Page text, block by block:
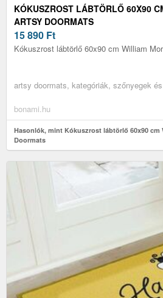
KÓKUSZROST LÁBTÖRLŐ 60X90
ARTSY DOORMATS
15 890 Ft
Kókuszrost lábtörlő 60x90 cm William
artsy doormats, kategóriák, szőnyegek
bonami.hu
Hasonlók, mint Kókuszrost lábtörlő 60x90 cm
Doormats